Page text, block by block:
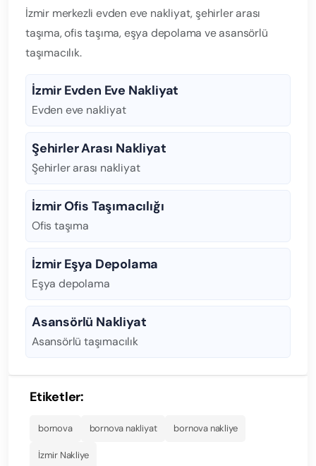
İzmir merkezli evden eve nakliyat, şehirler arası
taşıma, ofis taşıma, eşya depolama ve asansörlü
taşımacılık.
İzmir Evden Eve Nakliyat
Evden eve nakliyat
Şehirler Arası Nakliyat
Şehirler arası nakliyat
İzmir Ofis Taşımacılığı
Ofis taşıma
İzmir Eşya Depolama
Eşya depolama
Asansörlü Nakliyat
Asansörlü taşımacılık
Etiketler:
bornova bornova nakliyat bornova nakliye
İzmir Nakliye